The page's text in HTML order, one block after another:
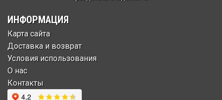
ИНФОРМАЦИЯ
Карта сайта
Доставка и возврат
Условия использования
О нас
Контакты